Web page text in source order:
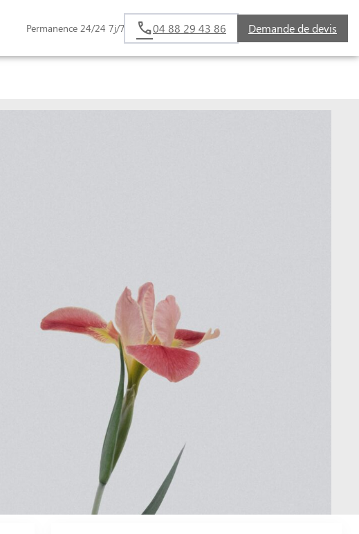
Permanence 24/24 7j/7 04 88 29 43 86 Demande de devis
HOMMAGES